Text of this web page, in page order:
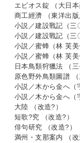
エビオス錠 （大日本
商工經濟 （東洋出版
小説／建設戰記（三
小説／建設戰記（三
小説／蜜蜂（林 芙美
小説／蜜蜂（林 芙美
日本鳥類狩獵法 （三
原色野外鳥類圖譜 （
小説／木から金へ（
小説／木から金へ（
大陸 （改造?）
短歌?究 （改造?）
俳句研究 （改造?）
満州・支那案内 （改